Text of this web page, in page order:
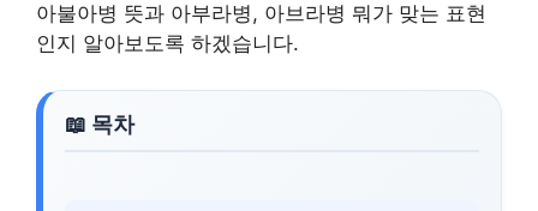
아불아병 뜻과 아부라병, 아브라병 뭐가 맞는 표현
인지 알아보도록 하겠습니다.